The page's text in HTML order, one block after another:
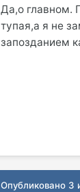
Да,о главном.
тупая,а я не
запозданием
Опубликовано 3